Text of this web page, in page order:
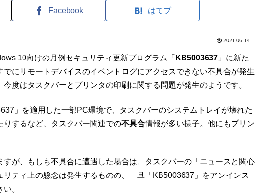
Facebook はてブ
2021.06.14
10向けの月例セキュリティ更新プログラム「 KB5003637 」に新た
にリモートデバイスのイベントログにアクセスできない不具合が発生
度はタスクバーとプリンタの印刷に関する問題が発生のようです。
」を適用した一部PC環境で、タスクバーのシステムトレイが壊れた
りするなど、タスクバー関連での不具合情報が多い様子。他にもプリン
が、もしも不具合に遭遇した場合は、タスクバーの「ニュースと関心
ティ上の懸念は発生するものの、一旦「KB5003637」をアンインス
。